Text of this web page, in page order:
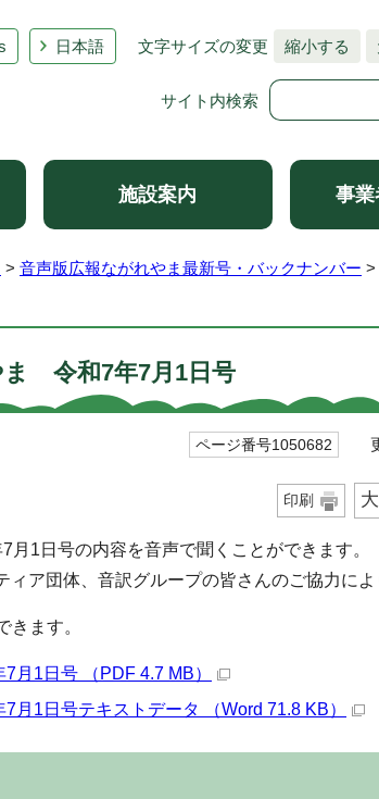
日本語 文字サイズの変更 縮小する
サイト内検索
施設案内 事業
> 音声版広報ながれやま最新号・バックナンバー >
ま 令和7年7月1日号
ページ番号1050682 更
印刷
月1日号の内容を音声で聞くことができます。
ア団体、音訳グループの皆さんのご協力によ
きます。
月1日号 （PDF 4.7 MB）
月1日号テキストデータ （Word 71.8 KB）